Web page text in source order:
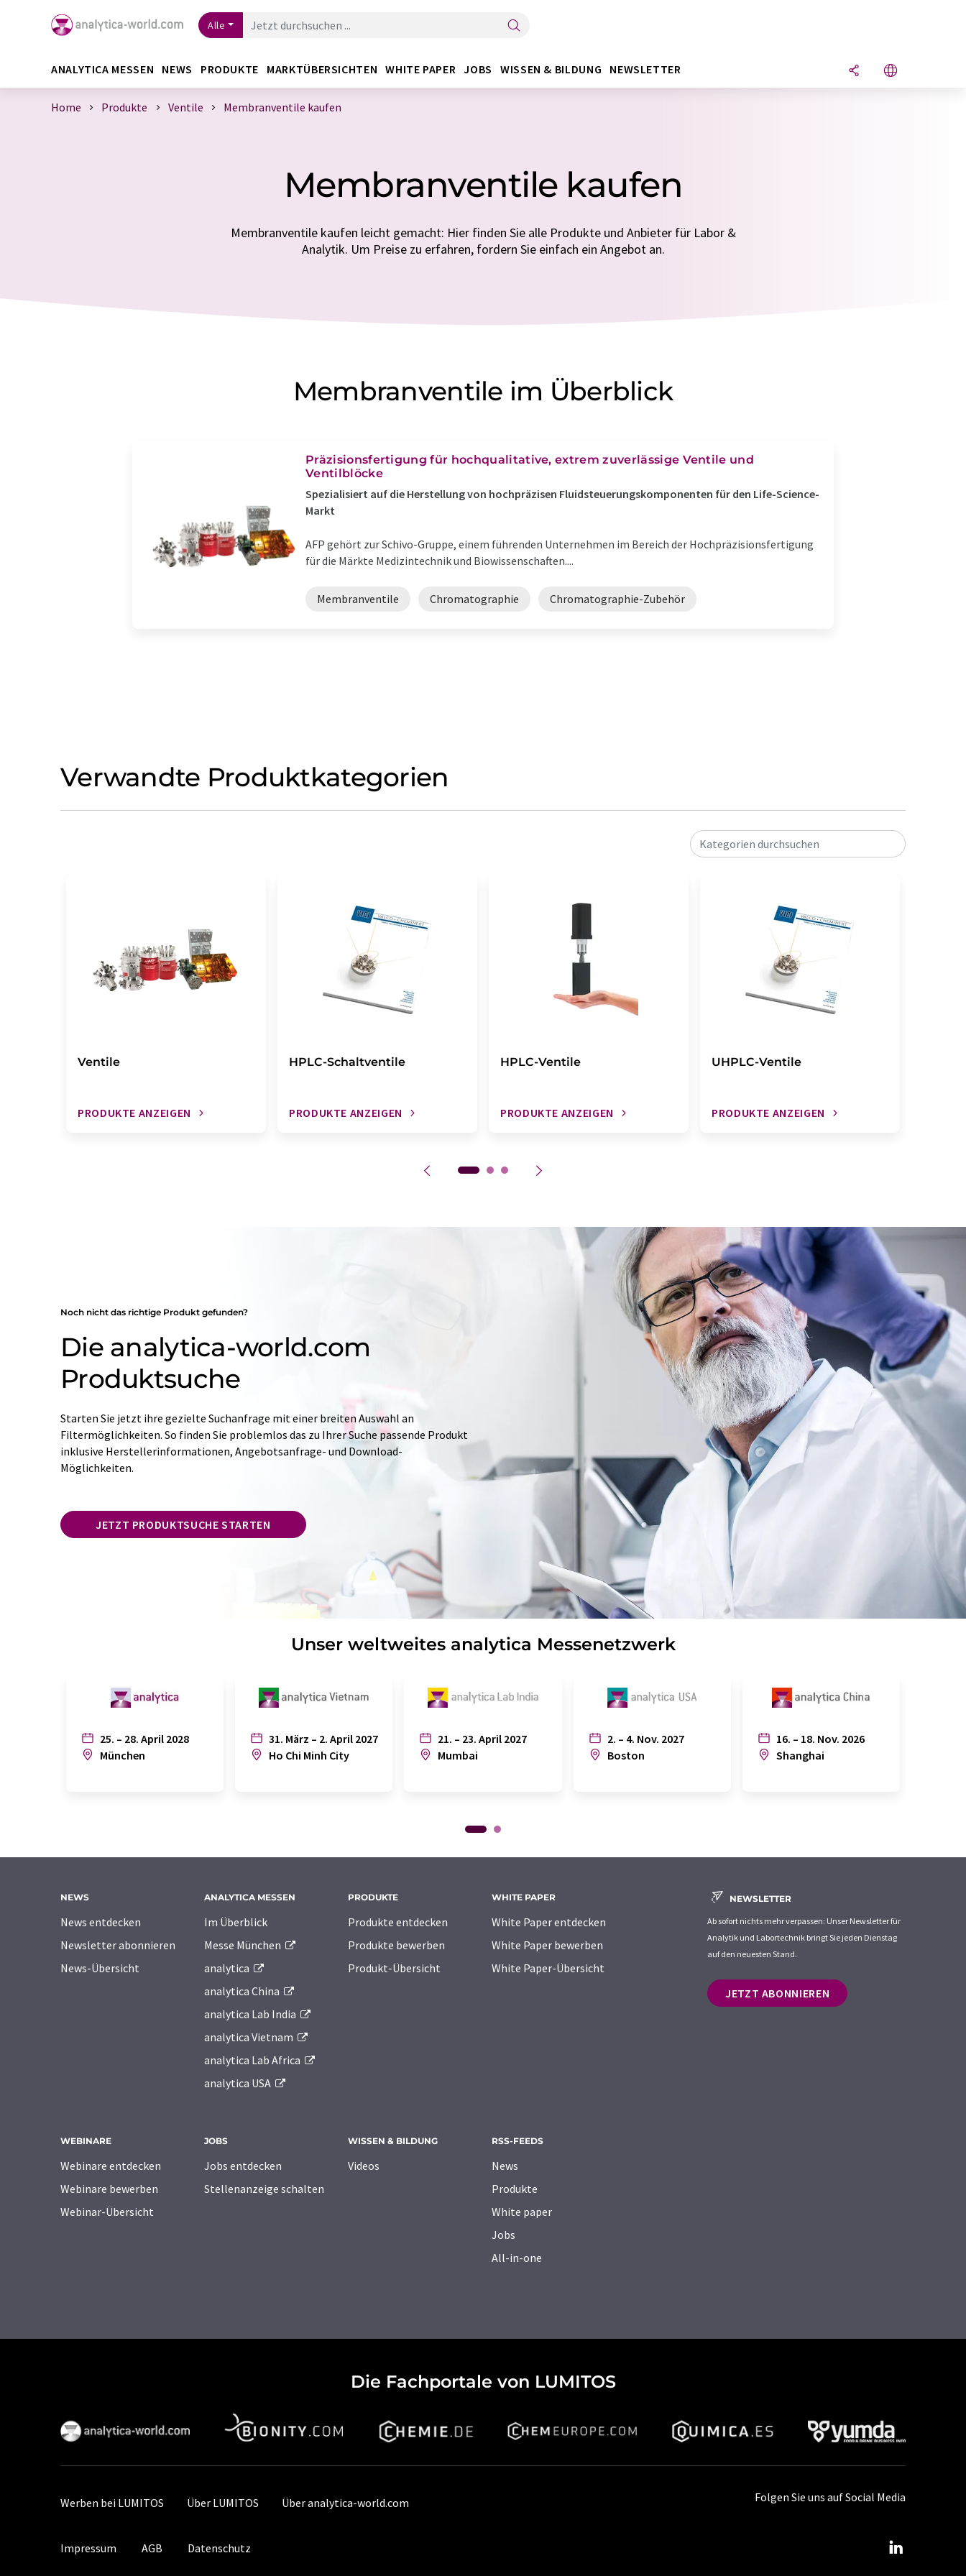
Alle
ANALYTICA MESSEN NEWS PRODUKTE MARKTÜBERSICHTEN WHITE PAPER JOBS WISSEN & BILDUNG NEWSLETTER
Home Produkte Ventile Membranventile kaufen
Membranventile kaufen
Membranventile kaufen leicht gemacht: Hier finden Sie alle Produkte und Anbieter für Labor &
Analytik. Um Preise zu erfahren, fordern Sie einfach ein Angebot an.
Membranventile im Überblick
Präzisionsfertigung für hochqualitative, extrem zuverlässige Ventile und
Ventilblöcke
Spezialisiert auf die Herstellung von hochpräzisen Fluidsteuerungskomponenten für den Life-Science-
Markt
AFP gehört zur Schivo-Gruppe, einem führenden Unternehmen im Bereich der Hochpräzisionsfertigung
für die Märkte Medizintechnik und Biowissenschaften....
Membranventile Chromatographie Chromatographie-Zubehör
Verwandte Produktkategorien
Kategorien durchsuchen
Ventile
PRODUKTE ANZEIGEN
HPLC-Schaltventile
PRODUKTE ANZEIGEN
HPLC-Ventile
PRODUKTE ANZEIGEN
UHPLC-Ventile
PRODUKTE ANZEIGEN
Noch nicht das richtige Produkt gefunden?
Die analytica-world.com
Produktsuche
Starten Sie jetzt ihre gezielte Suchanfrage mit einer breiten Auswahl an
Filtermöglichkeiten. So finden Sie problemlos das zu Ihrer Suche passende Produkt
inklusive Herstellerinformationen, Angebotsanfrage- und Download-
Möglichkeiten.
JETZT PRODUKTSUCHE STARTEN
Unser weltweites analytica Messenetzwerk
25. – 28. April 2028
München
31. März – 2. April 2027
Ho Chi Minh City
21. – 23. April 2027
Mumbai
2. – 4. Nov. 2027
Boston
16. – 18. Nov. 2026
Shanghai
NEWS
News entdecken
Newsletter abonnieren
News-Übersicht
ANALYTICA MESSEN
Im Überblick
Messe München
analytica
analytica China
analytica Lab India
analytica Vietnam
analytica Lab Africa
analytica USA
PRODUKTE
Produkte entdecken
Produkte bewerben
Produkt-Übersicht
WHITE PAPER
White Paper entdecken
White Paper bewerben
White Paper-Übersicht
WEBINARE
Webinare entdecken
Webinare bewerben
Webinar-Übersicht
JOBS
Jobs entdecken
Stellenanzeige schalten
WISSEN & BILDUNG
Videos
RSS-FEEDS
News
Produkte
White paper
Jobs
All-in-one
NEWSLETTER
Ab sofort nichts mehr verpassen: Unser Newsletter für
Analytik und Labortechnik bringt Sie jeden Dienstag
auf den neuesten Stand.
JETZT ABONNIEREN
Die Fachportale von LUMITOS
Werben bei LUMITOS Über LUMITOS Über analytica-world.com
Impressum AGB Datenschutz
Folgen Sie uns auf Social Media